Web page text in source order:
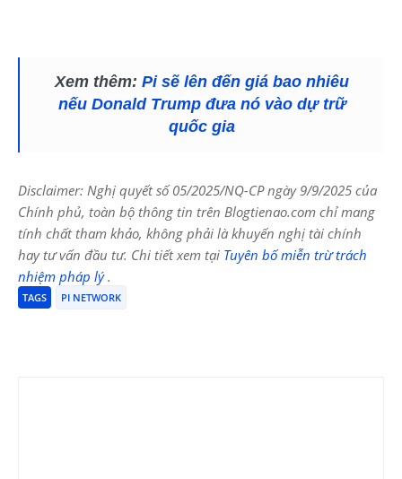
Xem thêm: Pi sẽ lên đến giá bao nhiêu
nếu Donald Trump đưa nó vào dự trữ
quốc gia
Disclaimer: Nghị quyết số 05/2025/NQ-CP ngày 9/9/2025 của
Chính phủ, toàn bộ thông tin trên Blogtienao.com chỉ mang
tính chất tham khảo, không phải là khuyến nghị tài chính
hay tư vấn đầu tư. Chi tiết xem tại Tuyên bố miễn trừ trách
nhiệm pháp lý.
TAGS PI NETWORK